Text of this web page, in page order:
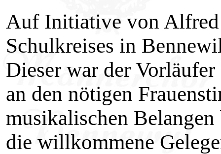
Auf Initiative von Alfred
Schulkreises in
Dieser war der
an den nötigen
musikalischen
die willkommene